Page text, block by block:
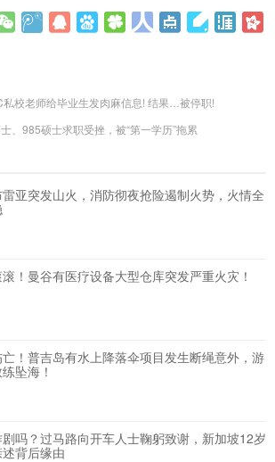
私校老师给毕业生发肉麻信息! 结果…被停职!
士、985硕士求职受挫，被“第一学历”拖累
亚突发山火，消防彻夜抢险遏制火势，火情全
！曼谷有医疗设备大型仓库突发严重火灾！
！普吉岛有水上降落伞项目发生断绳意外，游
坠海！
吗？过马路向开车人士鞠躬致谢，新加坡12岁
背后缘由